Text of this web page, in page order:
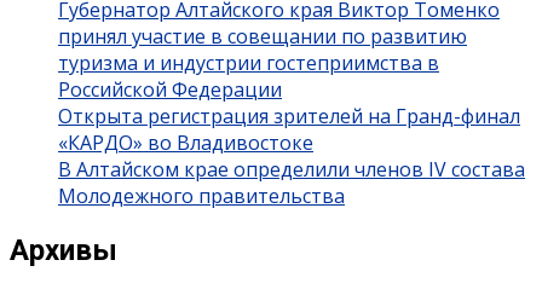
Губернатор Алтайского края Виктор Томенко
принял участие в совещании по развитию
туризма и индустрии гостеприимства в
Российской Федерации
Открыта регистрация зрителей на Гранд-финал
«КАРДО» во Владивостоке
В Алтайском крае определили членов IV состава
Молодежного правительства
Архивы